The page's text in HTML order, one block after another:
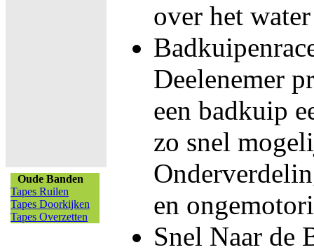
Oude Banden
Tapes Ruilen
Tapes Doorkijken
Tapes Overzetten
over het
Deelenemer
een badkuip
zo snel
en
Snel Naar de